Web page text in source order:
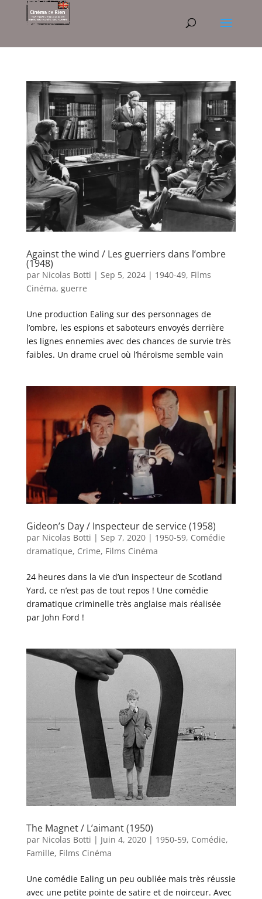
Against the wind / Les guerriers dans l’ombre
(1948)
par Nicolas Botti | Sep 5, 2024| 1940-49, Films
Cinéma, guerre
Une production Ealing sur des personnages de
l’ombre, les espions et saboteurs envoyés derrière
les lignes ennemies avec des chances de survie très
faibles. Un drame cruel où l’héroïsme semble vain
Gideon’s Day / Inspecteur de service (1958)
par Nicolas Botti | Sep 7, 2020| 1950-59, Comédie
dramatique, Crime, Films Cinéma
24 heures dans la vie d’un inspecteur de Scotland
Yard, ce n’est pas de tout repos ! Une comédie
dramatique criminelle très anglaise mais réalisée
par John Ford !
The Magnet / L’aimant (1950)
par Nicolas Botti | Juin 4, 2020| 1950-59, Comédie,
Famille, Films Cinéma
Une comédie Ealing un peu oubliée mais très réussie
avec une petite pointe de satire et de noirceur. Avec